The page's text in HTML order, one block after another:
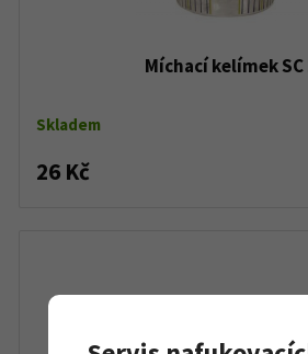
Míchací kelímek SC
Skladem
26 Kč